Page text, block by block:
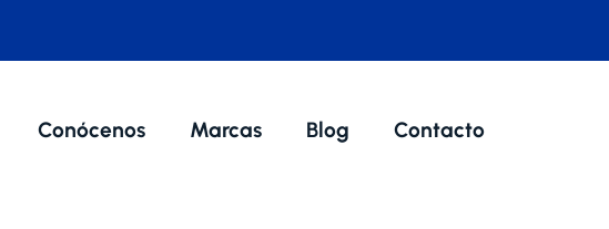
Conócenos Marcas Blog Contacto